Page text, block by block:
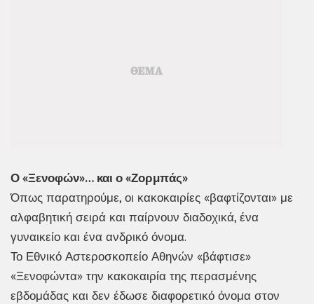
Ο «Ξενοφών»… και ο «Ζορμπάς»
Όπως παρατηρούμε, οι κακοκαιρίες «βαφτίζονται» με
αλφαβητική σειρά και παίρνουν διαδοχικά, ένα
γυναικείο και ένα ανδρικό όνομα.
Το Εθνικό Αστεροσκοπείο Αθηνών «βάφτισε»
«Ξενοφώντα» την κακοκαιρία της περασμένης
εβδομάδας και δεν έδωσε διαφορετικό όνομα στον